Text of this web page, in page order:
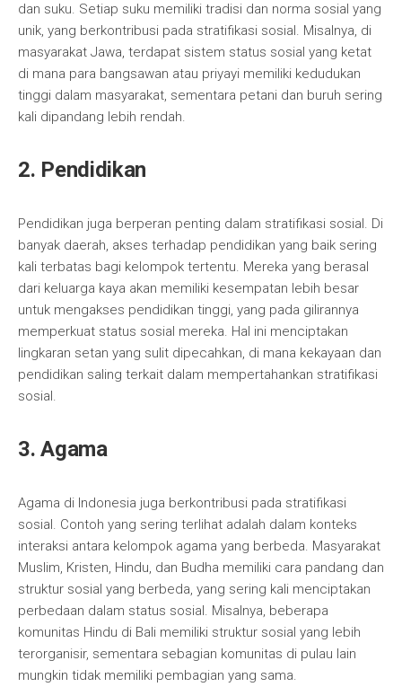
dan suku. Setiap suku memiliki tradisi dan norma sosial yang
unik, yang berkontribusi pada stratifikasi sosial. Misalnya, di
masyarakat Jawa, terdapat sistem status sosial yang ketat
di mana para bangsawan atau priyayi memiliki kedudukan
tinggi dalam masyarakat, sementara petani dan buruh sering
kali dipandang lebih rendah.
2. Pendidikan
Pendidikan juga berperan penting dalam stratifikasi sosial. Di
banyak daerah, akses terhadap pendidikan yang baik sering
kali terbatas bagi kelompok tertentu. Mereka yang berasal
dari keluarga kaya akan memiliki kesempatan lebih besar
untuk mengakses pendidikan tinggi, yang pada gilirannya
memperkuat status sosial mereka. Hal ini menciptakan
lingkaran setan yang sulit dipecahkan, di mana kekayaan dan
pendidikan saling terkait dalam mempertahankan stratifikasi
sosial.
3. Agama
Agama di Indonesia juga berkontribusi pada stratifikasi
sosial. Contoh yang sering terlihat adalah dalam konteks
interaksi antara kelompok agama yang berbeda. Masyarakat
Muslim, Kristen, Hindu, dan Budha memiliki cara pandang dan
struktur sosial yang berbeda, yang sering kali menciptakan
perbedaan dalam status sosial. Misalnya, beberapa
komunitas Hindu di Bali memiliki struktur sosial yang lebih
terorganisir, sementara sebagian komunitas di pulau lain
mungkin tidak memiliki pembagian yang sama.